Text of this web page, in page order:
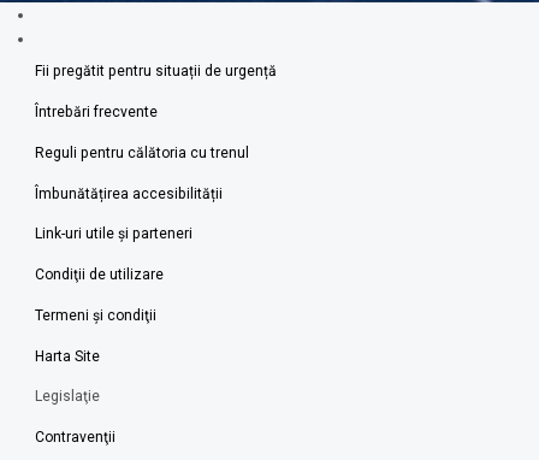
Fii pregătit pentru situații de urgență
Întrebări frecvente
Reguli pentru călătoria cu trenul
Îmbunătățirea accesibilității
Link-uri utile şi parteneri
Condiţii de utilizare
Termeni şi condiţii
Harta Site
Legislaţie
Contravenţii